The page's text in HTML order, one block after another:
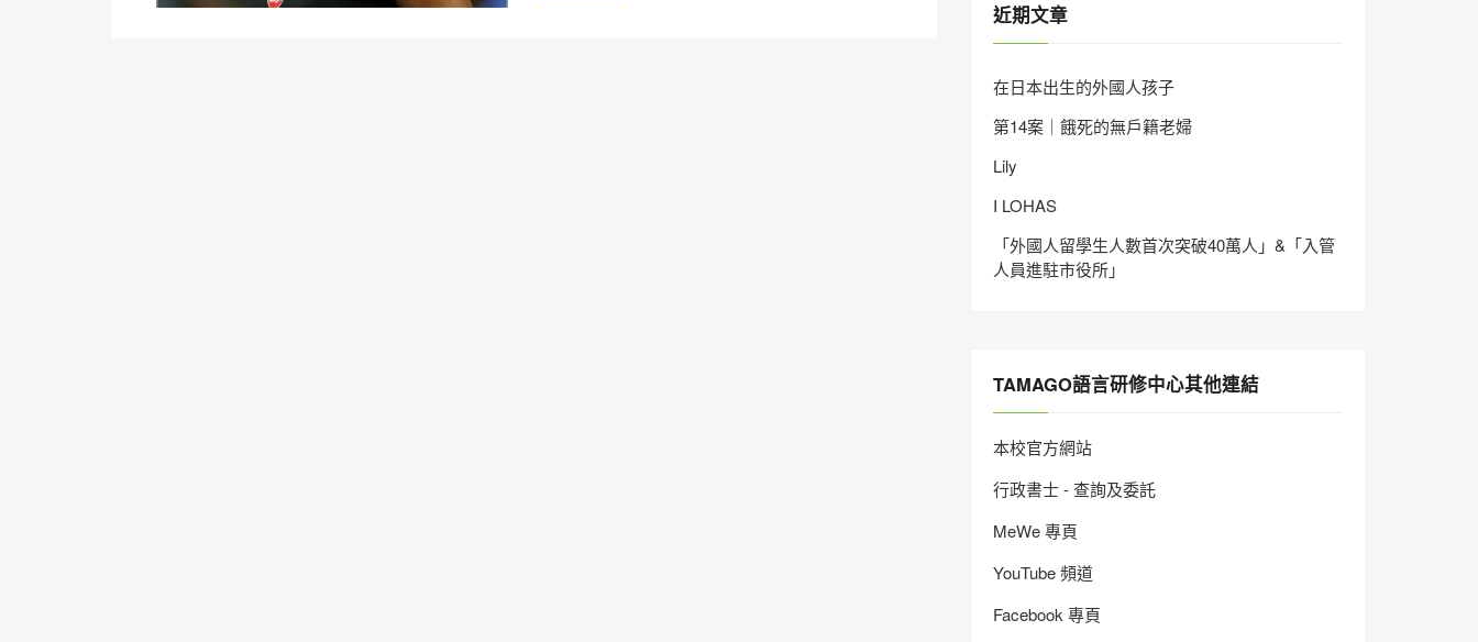
近期文章
在日本出生的外國人孩子
第14案｜餓死的無戶籍老婦
Lily
I LOHAS
「外國人留學生人數首次突破40萬人」&「入管
人員進駐市役所」
TAMAGO語言研修中心其他連結
本校官方網站
行政書士 - 查詢及委託
MeWe 專頁
YouTube 頻道
Facebook 專頁